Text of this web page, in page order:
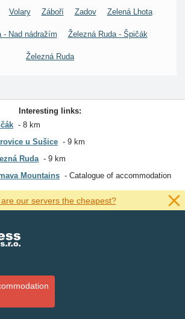
Volary Záboří Zadov Zelená Lhota
- Nad nádražím Železná Ruda - Špičák
Železná Ruda
Interesting links:
8 km
u Sušice
9 km
Ruda
9 km
Mountains
Catalogue of accommodation
our servers the cheapest?